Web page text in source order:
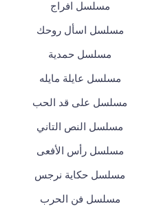
مسلسل افراج
مسلسل اسأل روحك
مسلسل حمدية
مسلسل عايلة مايله
مسلسل على قد الحب
مسلسل النص التاني
مسلسل رأس الأفعى
مسلسل حكاية نرجس
مسلسل فن الحرب